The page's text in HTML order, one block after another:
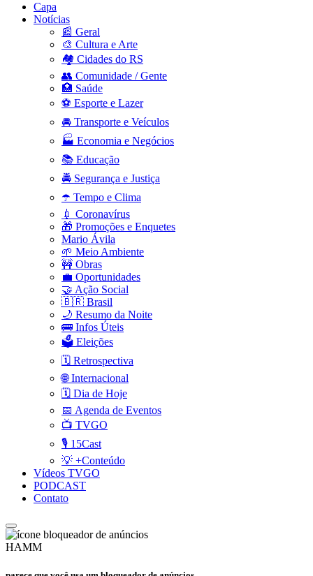
Capa
Notícias
📰 Geral
🎨 Cultura e Arte
🏘️ Cidades do RS
👥 Comunidade / Gente
🏥 Saúde
⚽ Esporte e Lazer
🚘 Transporte e Veículos
🏭 Economia e Negócios
📚 Educação
🚔 Segurança e Justiça
☂️ Tempo e Clima
💉 Coronavírus
🎁 Promoções e Enquetes
Mario Ávila
🌱 Meio Ambiente
🚧 Obras
💼 Oportunidades
🤝 Ação Social
🇧🇷 Brasil
🌙 Resumo da Noite
🚌 Infos Úteis
🗳️ Eleições
🗓️ Retrospectiva
🌐 Internacional
🗓️ Dia de Hoje
📅 Agenda de Eventos
📺 TVGO
🎙️ 15Cast
💡 +Conteúdo
Vídeos TVGO
PODCAST
Contato
HAMM